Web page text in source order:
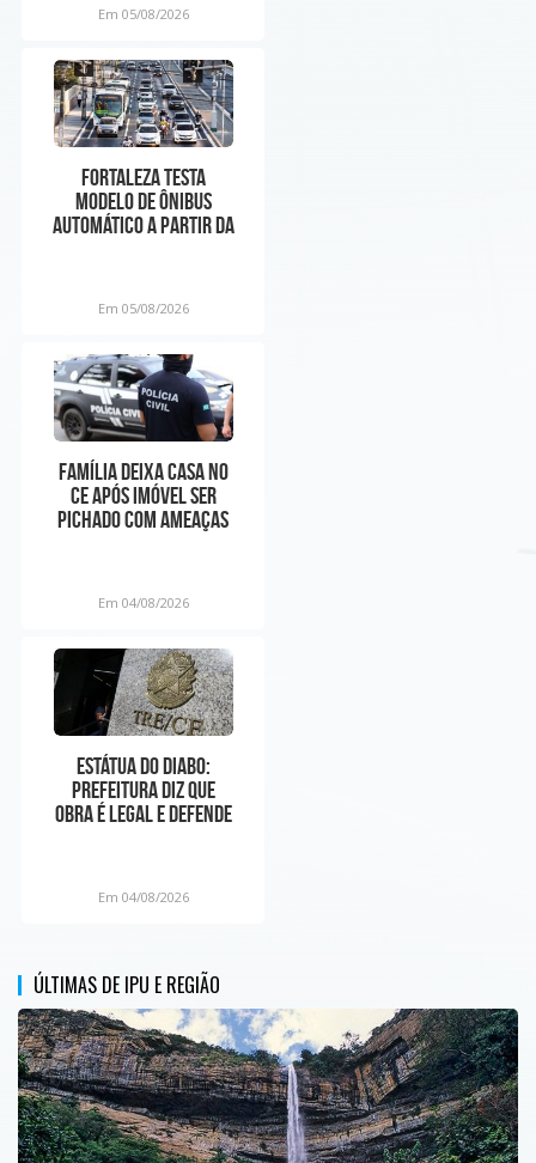
Em 05/08/2026
Fortaleza testa
modelo de ônibus
automático a partir da
Em 05/08/2026
Família deixa casa no
CE após imóvel ser
pichado com ameaças
Em 04/08/2026
Estátua do Diabo:
prefeitura diz que
obra é legal e defende
Em 04/08/2026
ÚLTIMAS DE IPU E REGIÃO